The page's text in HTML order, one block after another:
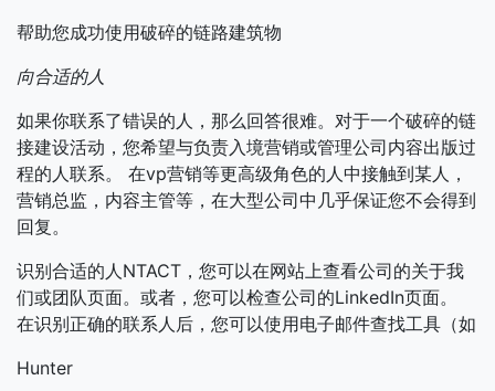
帮助您成功使用破碎的链路建筑物
向合适的人
如果你联系了错误的人，那么回答很难。对于一个破碎的链
接建设活动，您希望与负责入境营销或管理公司内容出版过
程的人联系。
在vp营销等更高级角色的人中接触到某人，
营销总监，内容主管等，在大型公司中几乎保证您不会得到
回复。
识别合适的人NTACT，您可以在网站上查看公司的关于我
们或团队页面。或者，您可以检查公司的LinkedIn页面。
在识别正确的联系人后，您可以使用电子邮件查找工具（如
Hunter